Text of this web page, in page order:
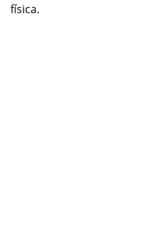
física.